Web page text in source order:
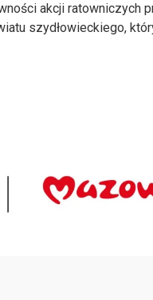
akcji ratowniczych
szydłowieckiego,